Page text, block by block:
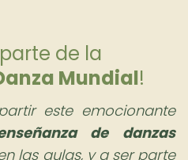
de la
Mundial!
este emocionante
de danzas
las aulas, y a ser parte